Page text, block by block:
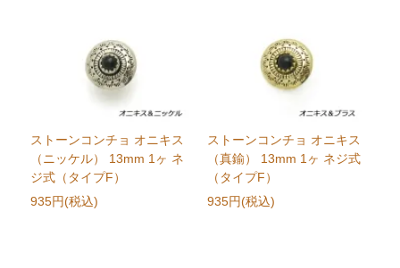
ストーンコンチョ オニキス
（ニッケル） 13mm 1ヶ ネ
ジ式（タイプF）
935円(税込)
ストーンコンチョ オニキス
（真鍮） 13mm 1ヶ ネジ式
（タイプF）
935円(税込)